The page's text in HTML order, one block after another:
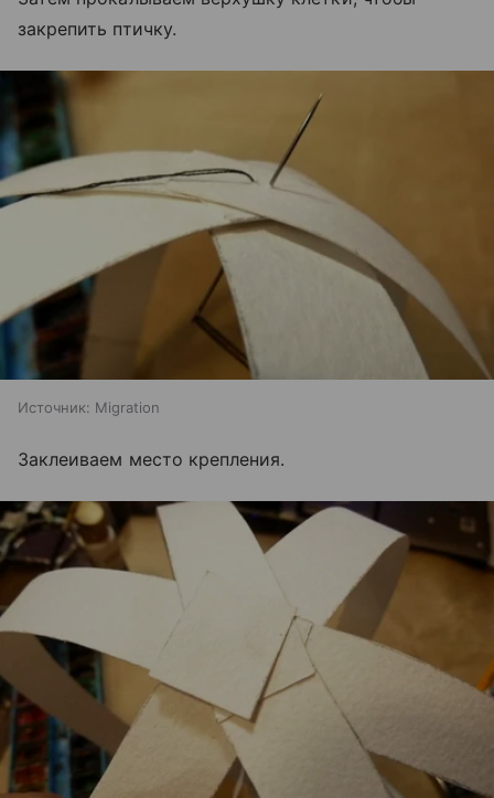
закрепить птичку.
Источник: Migration
Заклеиваем место крепления.